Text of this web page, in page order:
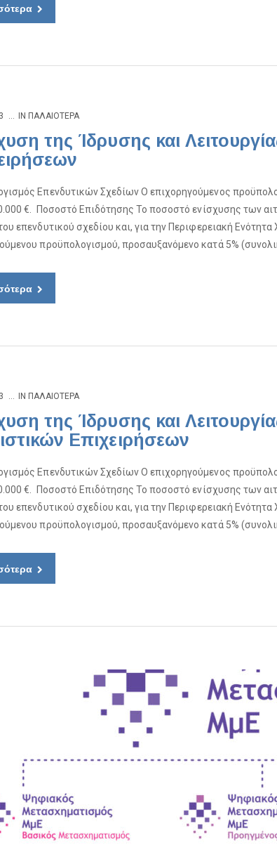
IN ΠΑΛΑΙΌΤΕΡΑ
της Ίδρυσης και
Επενδυτικών Σχεδίων Ο επιχορηγούμενος
€. ​​ Ποσοστό Επιδότησης Το ποσοστό ενίσχυσης των
επενδυτικού σχεδίου και, για την Περιφερειακή
προϋπολογισμού, προσαυξανόμενο κατά 5%
IN ΠΑΛΑΙΌΤΕΡΑ
της Ίδρυσης και
Επιχειρήσεων
Επενδυτικών Σχεδίων Ο επιχορηγούμενος
€. ​​ Ποσοστό Επιδότησης Το ποσοστό ενίσχυσης των
επενδυτικού σχεδίου και, για την Περιφερειακή
προϋπολογισμού, προσαυξανόμενο κατά 5%